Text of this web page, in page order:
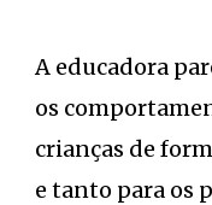
A educadora
os
crianças de
e tanto para os